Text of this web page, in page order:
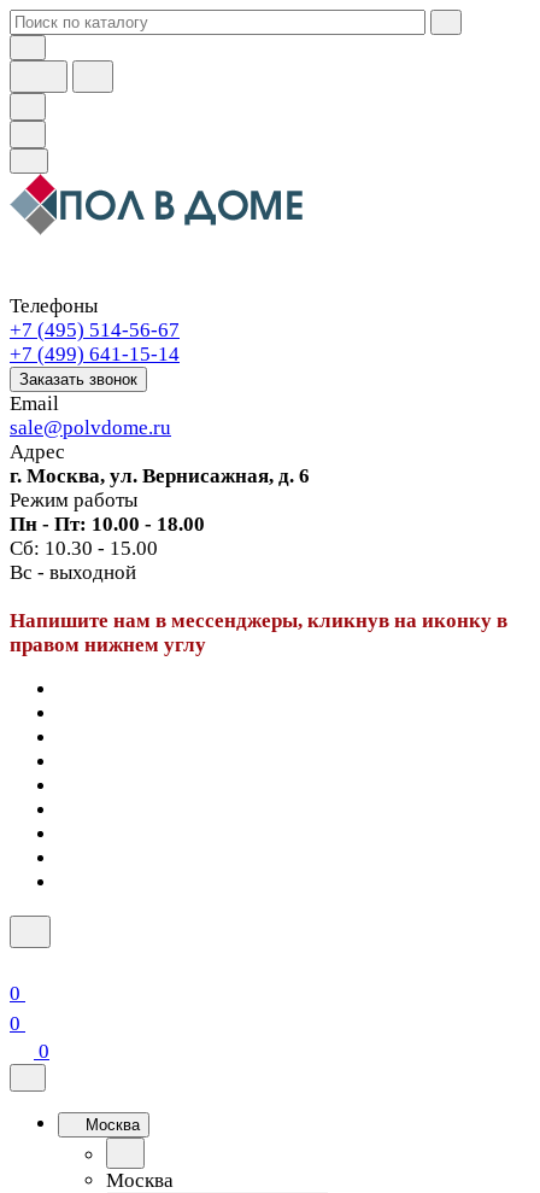
Телефоны
+7 (495) 514-56-67
+7 (499) 641-15-14
Заказать звонок
Email
sale@polvdome.ru
Адрес
г. Москва, ул. Вернисажная, д. 6
Режим работы
Пн - Пт: 10.00 - 18.00
Сб: 10.30 - 15.00
Вс - выходной
Напишите нам в мессенджеры, кликнув на иконку в
правом нижнем углу
0
0
0
Москва
Москва